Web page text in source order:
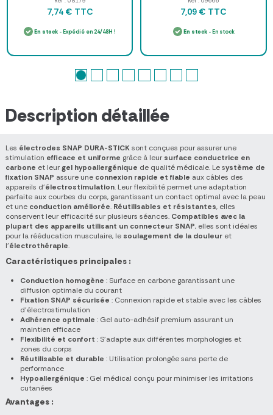
7,74 € TTC
En stock - Expédié en 24/48H !
7,09 € TTC
En stock- En stock
Description détaillée
Les électrodes SNAP DURA-STICKsont conçues pour assurer une
stimulation efficace et uniforme grâce à leur surface conductrice en
carbone et leurgel hypoallergénique de qualité médicale. Le système de
fixation SNAP assure une connexion rapide et fiable aux câbles des
appareils d’électrostimulation. Leur flexibilité permet une adaptation
parfaite aux courbes du corps, garantissant un contact optimal avec la peau
et une conduction améliorée. Réutilisables et résistantes, elles
conservent leur efficacité sur plusieurs séances. Compatibles avec la
plupart des appareils utilisant un connecteur SNAP, elles sont idéales
pour la rééducation musculaire, le soulagement de la douleur et
l’électrothérapie.
Caractéristiques principales :
Conduction homogène : Surface en carbone garantissant une
diffusion optimale du courant
Fixation SNAP sécurisée : Connexion rapide et stable avec les câbles
d’électrostimulation
Adhérence optimale : Gel auto-adhésif premium assurant un
maintien efficace
Flexibilité et confort : S’adapte aux différentes morphologies et
zones du corps
Réutilisable et durable : Utilisation prolongée sans perte de
performance
Hypoallergénique : Gel médical conçu pour minimiser les irritations
cutanées
Avantages :